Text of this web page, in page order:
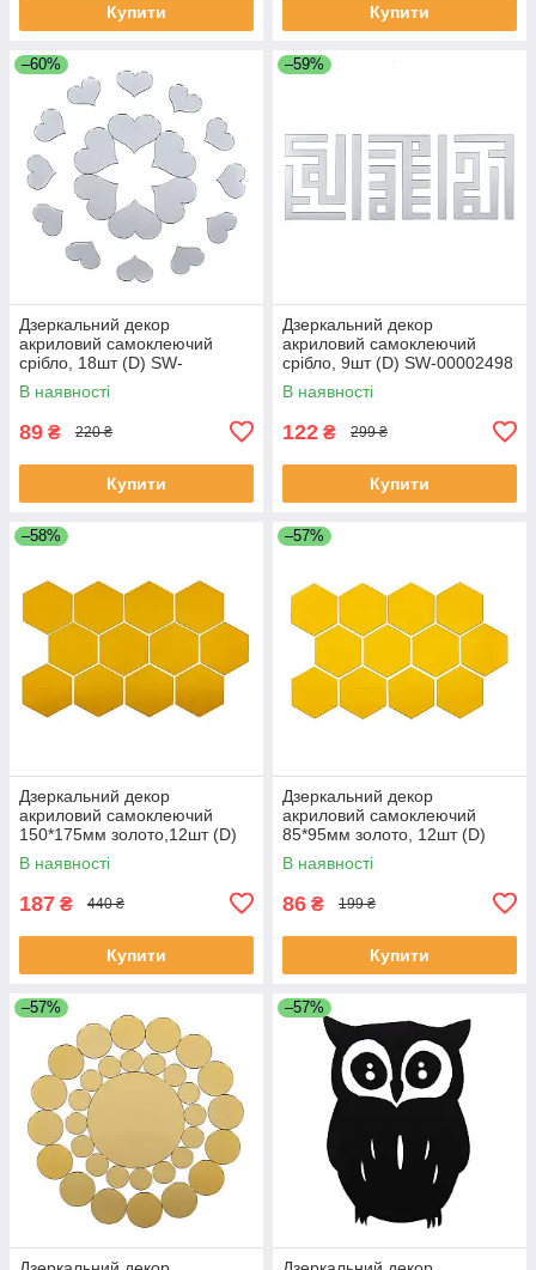
Купити Купити
–60%
Дзеркальний декор
акриловий самоклеючий
срібло, 18шт (D) SW-
00002524
В наявності
89 ₴ 220 ₴
Купити
–59%
Дзеркальний декор
акриловий самоклеючий
срібло, 9шт (D) SW-00002498
В наявності
122 ₴ 299 ₴
Купити
–58%
Дзеркальний декор
акриловий самоклеючий
150*175мм золото,12шт (D)
SW-00002518
В наявності
187 ₴ 440 ₴
Купити
–57%
Дзеркальний декор
акриловий самоклеючий
85*95мм золото, 12шт (D)
SW-00002516
В наявності
86 ₴ 199 ₴
Купити
–57% –57%